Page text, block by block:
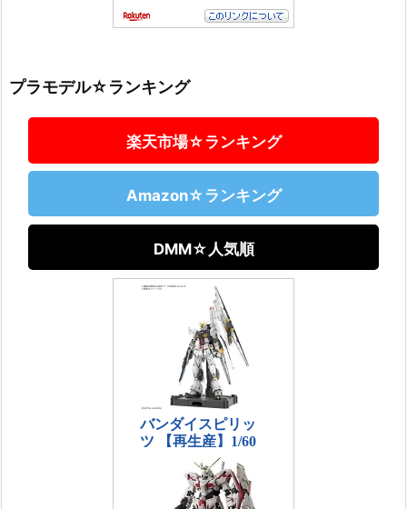
プラモデル☆ランキング
楽天市場☆ランキング
Amazon☆ランキング
DMM☆人気順